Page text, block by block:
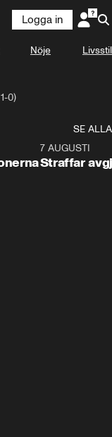
Logga in
Nöje Livsstil
0)
SE ALLA
7 AUGUSTI
Straffar